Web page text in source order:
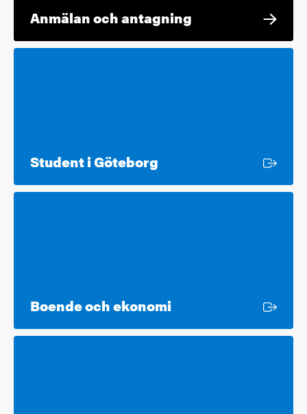
Anmälan och antagning
Student i Göteborg
Boende och ekonomi